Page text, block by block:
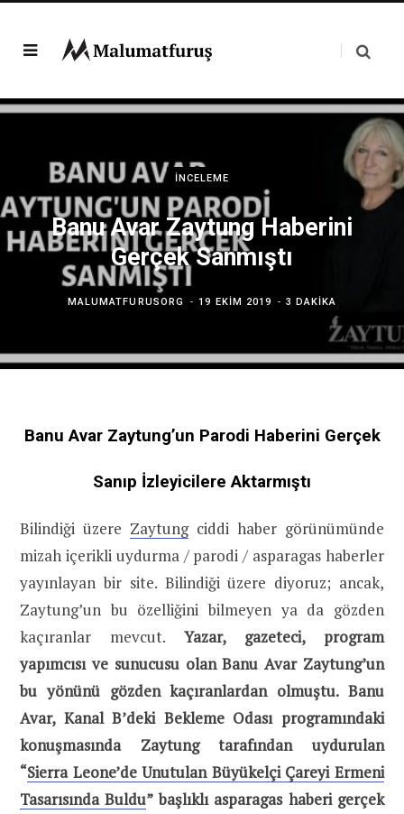
İNCELEME
Banu Avar Zaytung Haberini
Gerçek Sanmıştı
MALUMATFURUSORG 19 EKIM 2019 3 DAKIKA
Banu Avar Zaytung’un Parodi Haberini Gerçek
Sanıp İzleyicilere Aktarmıştı
Bilindiği üzere Zaytungciddi haber görünümünde
mizah içerikli uydurma / parodi / asparagas haberler
yayınlayan bir site. Bilindiği üzere diyoruz; ancak,
Zaytung’un bu özelliğini bilmeyen ya da gözden
kaçıranlar mevcut. Yazar, gazeteci, program
yapımcısı ve sunucusu olan Banu Avar Zaytung’un
bu yönünü gözden kaçıranlardan olmuştu. Banu
Avar, Kanal B’deki Bekleme Odası programındaki
konuşmasında Zaytung tarafından uydurulan
“Sierra Leone’de Unutulan Büyükelçi Çareyi Ermeni
Tasarısında Buldu” başlıklı asparagas haberi gerçek